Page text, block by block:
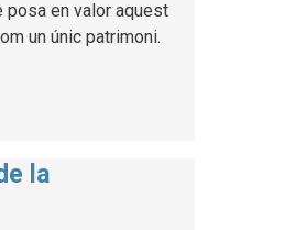
posa en valor aquest
un únic patrimoni.
la